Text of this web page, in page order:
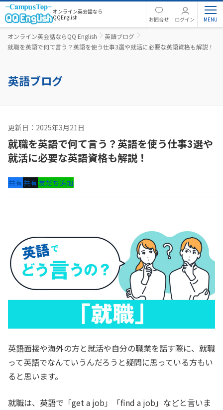
オンライン英会話なら
QQEnglish
お問合せ ログイン
オンライン英会話ならQQ English
英語ブログ
就職を英語で何て言う？英語を使う仕事3選や就活に必要な英語資格も解説！
英語ブログ
更新日：2025年3月21日
就職を英語で何て言う？英語を使う仕事3選や
就活に必要な英語資格も解説！
共有共有友だち追加
英語面接や海外の方と就活や自分の職業を話す際に、就職
って英語でなんていうんだろうと疑問に思っている方もい
ると思います。
就職は、英語で「get a job」「find a job」などと言いま